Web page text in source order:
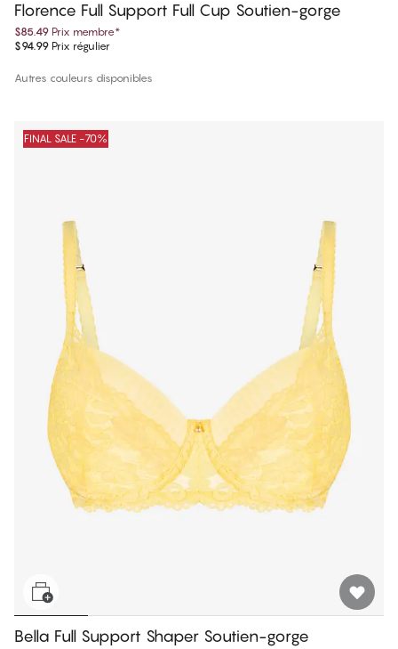
Florence Full Support Full Cup Soutien-gorge
$85.49 Prix membre*
$94.99 Prix régulier
Autres couleurs disponibles
FINAL SALE -70%
Bella Full Support Shaper Soutien-gorge